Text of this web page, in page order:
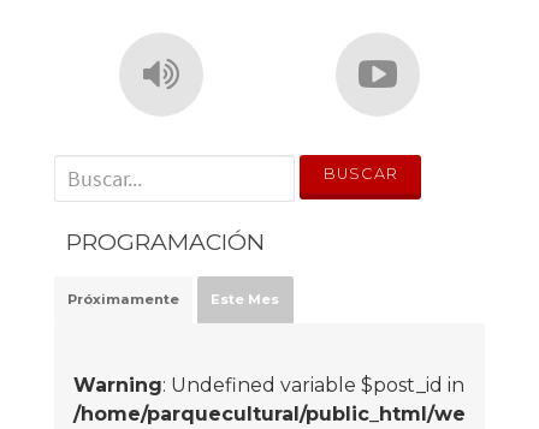
' . __('Search for:') . '
PROGRAMACIÓN
Próximamente Este Mes
Warning: Undefined variable $post_id in
/home/parquecultural/public_html/we